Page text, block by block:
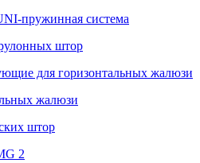
пружинная система
штор
для горизонтальных жалюзи
жалюзи
штор
2